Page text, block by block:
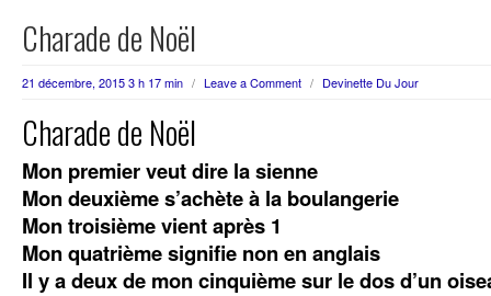
Charade de Noël
21 décembre, 2015 3 h 17 min / Leave a Comment / Devinette Du Jour
Charade de Noël
Mon premier veut dire la sienne
Mon deuxième s’achète à la boulangerie
Mon troisième vient après 1
Mon quatrième signifie non en anglais
Il y a deux de mon cinquième sur le dos d’un